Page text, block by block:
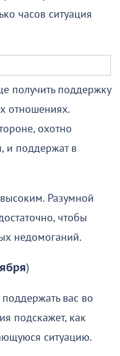
часов ситуация
получить поддержку
отношениях.
охотно
и поддержат в
Разумной
чтобы
недомоганий.
)
вас во
подскажет, как
ситуацию.